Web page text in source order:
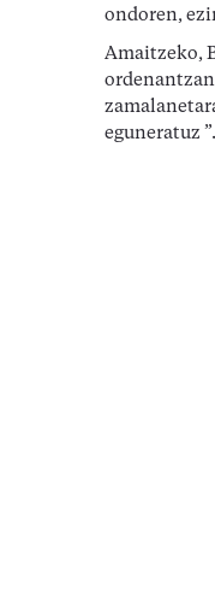
ondoren,
Amaitzeko,
eguneratuz ”.